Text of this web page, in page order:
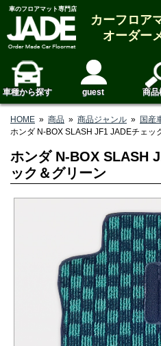
車のフロアマット専門店
カーフロア
オーダー
車種から探す guest 商品
HOME » 商品 » 商品ジャンル » 国産
ホンダ N-BOX SLASH JF1 JADEチェッ
ホンダ N-BOX SLASH
ック＆グリーン